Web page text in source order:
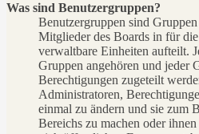
Was sind Benutzergruppen?
Benutzergruppen sind
Mitglieder des Boards in für
verwaltbare Einheiten aufteilt.
Gruppen angehören und jeder
Berechtigungen zugeteilt
Administratoren,
einmal zu ändern und sie zum
Bereichs zu machen oder